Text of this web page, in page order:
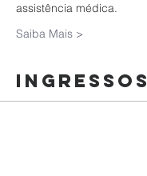
assistência médica.
Saiba Mais >
Ingressos